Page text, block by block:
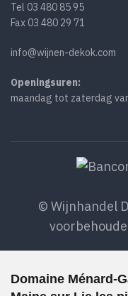
Tel 03 480 85 95
Fax 03 480 29 71
info@wijnen-dekok.com
Openingsuren:
maandag tot zaterdag
© Wijnhandel
Domaine Ménard-